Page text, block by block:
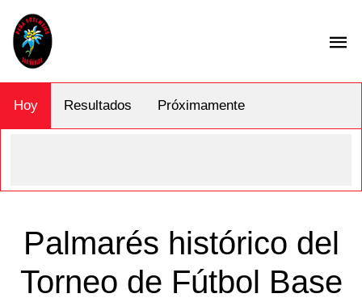
Hoy Resultados Próximamente
Palmarés histórico del
Torneo de Fútbol Base